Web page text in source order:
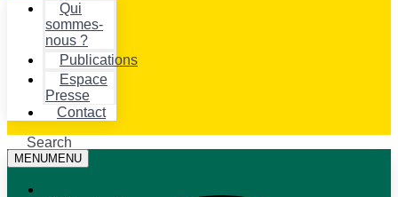
Qui
sommes-
nous ?
Publications
Espace
Presse
Contact
Search
MENUMENU